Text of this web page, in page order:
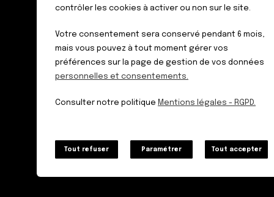
75015 PARIS
Données personnelles
Mentions légales – RGPD
contrôler les cookies à activer ou non sur le site.
Votre consentement sera conservé pendant 6 mois,
mais vous pouvez à tout moment gérer vos
préférences sur la page de gestion de vos données
personnelles et consentements.
Consulter notre politique Mentions légales - RGPD.
Tout refuser Paramétrer Tout accepter